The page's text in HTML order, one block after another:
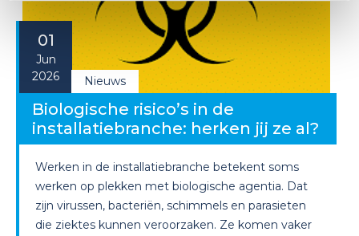
01
Jun
2026
Nieuws
Biologische risico’s in de
installatiebranche: herken jij ze al?
Werken in de installatiebranche betekent soms
werken op plekken met biologische agentia. Dat
zijn virussen, bacteriën, schimmels en parasieten
die ziektes kunnen veroorzaken. Ze komen vaker